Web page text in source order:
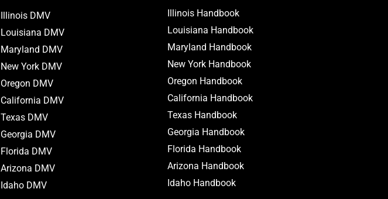
Illinois DMV
Louisiana DMV
Maryland DMV
New York DMV
Oregon DMV
California DMV
Texas DMV
Georgia DMV
Florida DMV
Arizona DMV
Idaho DMV
Illinois Handbook
Louisiana Handbook
Maryland Handbook
New York Handbook
Oregon Handbook
California Handbook
Texas Handbook
Georgia Handbook
Florida Handbook
Arizona Handbook
Idaho Handbook